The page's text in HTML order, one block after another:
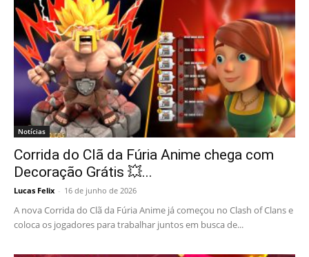
Notícias
Corrida do Clã da Fúria Anime chega com
Decoração Grátis 💥...
Lucas Felix - 16 de junho de 2026
A nova Corrida do Clã da Fúria Anime já começou no Clash of Clans e
coloca os jogadores para trabalhar juntos em busca de...